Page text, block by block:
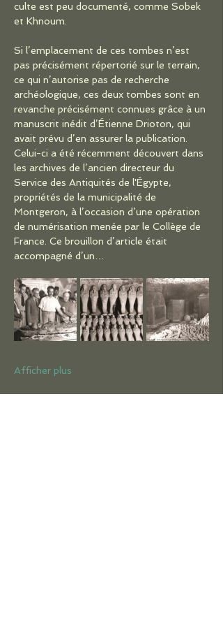
culte est peu documenté, comme Sobek
et Khnoum.
Si l’emplacement de ces tombes n’est
pas précisément répertorié sur le terrain,
ce qui n’autorise pas de recherche
archéologique, ces deux tombes sont en
revanche précisément connues grâce à un
manuscrit inédit d’Étienne Drioton, qui
avait prévu d’en assurer la publication.
Celui-ci a été récemment découvert dans
les archives de l’ancien directeur du
Service des Antiquités de l'Égypte,
propriétés de la municipalité de
Montgeron, à l’occasion d’une opération
de numérisation menée par le Collège de
France. Ce brouillon d’article était
accompagné d’un…
Afficher plus